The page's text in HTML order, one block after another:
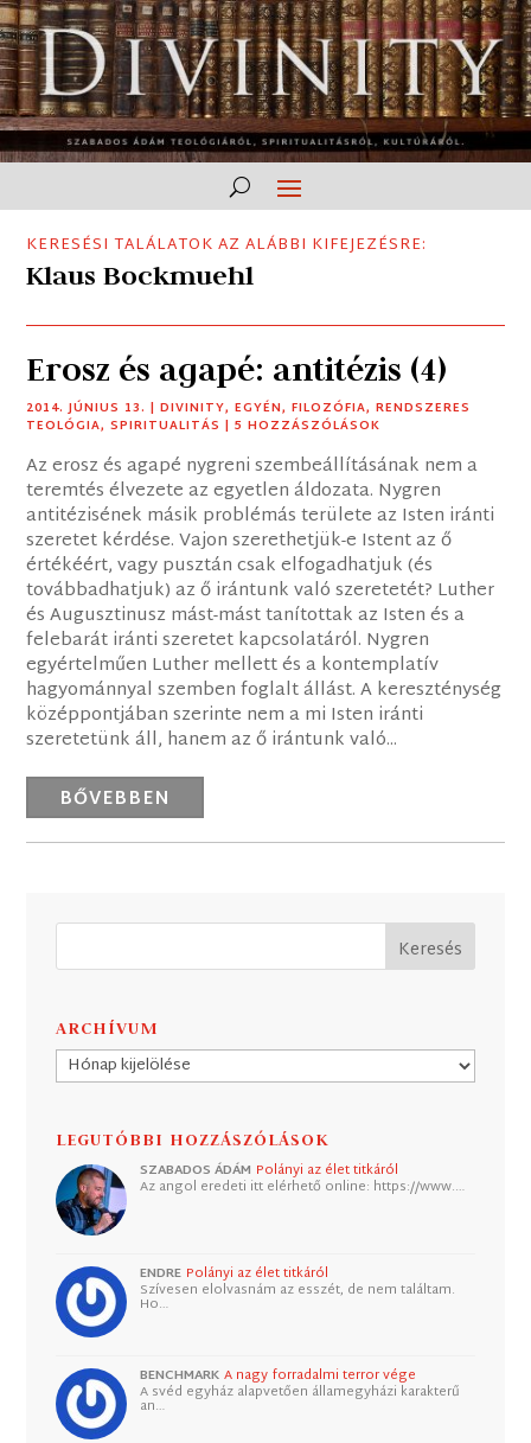
KERESÉSI TALÁLATOK AZ ALÁBBI KIFEJEZÉSRE:
Klaus Bockmuehl
Erosz és agapé: antitézis (4)
2014. JÚNIUS 13. |DIVINITY,EGYÉN,FILOZÓFIA,RENDSZERES
TEOLÓGIA,SPIRITUALITÁS | 5 HOZZÁSZÓLÁSOK
Az erosz és agapé nygreni szembeállításának nem a
teremtés élvezete az egyetlen áldozata. Nygren
antitézisének másik problémás területe az Isten iránti
szeretet kérdése. Vajon szerethetjük-e Istent az ő
értékéért, vagy pusztán csak elfogadhatjuk (és
továbbadhatjuk) az ő irántunk való szeretetét? Luther
és Augusztinusz mást-mást tanítottak az Isten és a
felebarát iránti szeretet kapcsolatáról. Nygren
egyértelműen Luther mellett és a kontemplatív
hagyománnyal szemben foglalt állást. A kereszténység
középpontjában szerinte nem a mi Isten iránti
szeretetünk áll, hanem az ő irántunk való...
BŐVEBBEN
ARCHÍVUM
Archívum
LEGUTÓBBI HOZZÁSZÓLÁSOK
SZABADOS ÁDÁM Polányi az élet titkáról
Az angol eredeti itt elérhető online: https://www.…
ENDRE Polányi az élet titkáról
Szívesen elolvasnám az esszét, de nem találtam.
Ho…
BENCHMARK A nagy forradalmi terror vége
A svéd egyház alapvetően államegyházi karakterű
an…